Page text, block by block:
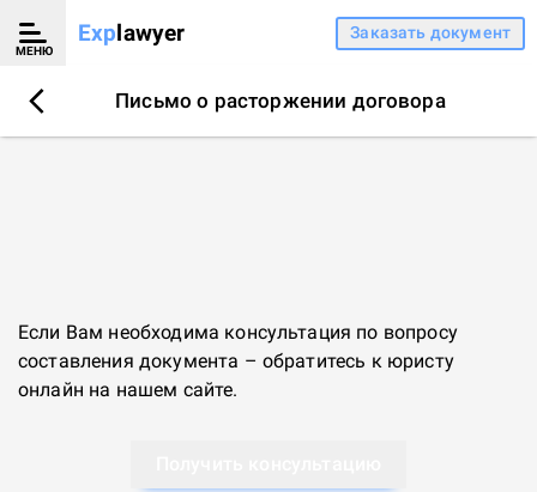
МЕНЮ
Explawyer Заказать документ
Письмо о расторжении договора
Если Вам необходима консультация по вопросу
составления документа – обратитесь к юристу
онлайн на нашем сайте.